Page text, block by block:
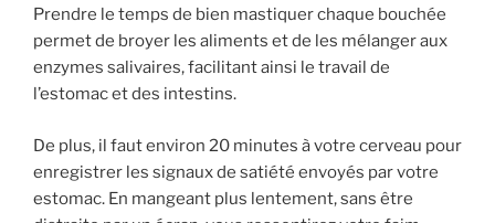
Prendre le temps de bien mastiquer chaque bouchée
permet de broyer les aliments et de les mélanger aux
enzymes salivaires, facilitant ainsi le travail de
l’estomac et des intestins.
De plus, il faut environ 20 minutes à votre cerveau pour
enregistrer les signaux de satiété envoyés par votre
estomac. En mangeant plus lentement, sans être